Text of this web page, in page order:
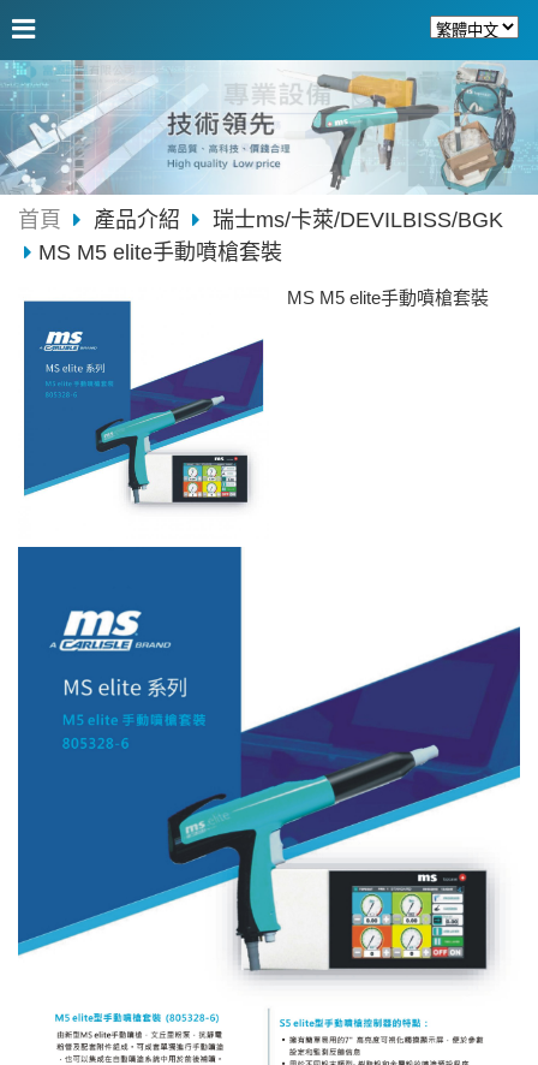
首頁 產品介紹
瑞士ms/卡萊/DEVILBISS/BGK
MS M5 elite手動噴槍套裝
MS M5 elite手動噴槍套裝